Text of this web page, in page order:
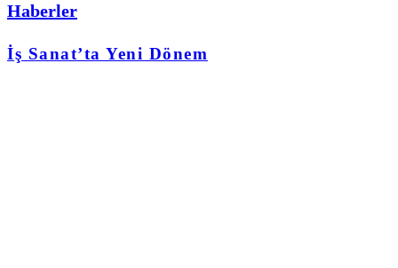
Haberler
İş Sanat’ta Yeni Dönem